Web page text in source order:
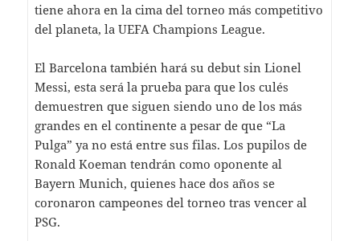
tiene ahora en la cima del torneo más competitivo
del planeta, la UEFA Champions League.
El Barcelona también hará su debut sin Lionel
Messi, esta será la prueba para que los culés
demuestren que siguen siendo uno de los más
grandes en el continente a pesar de que “La
Pulga” ya no está entre sus filas. Los pupilos de
Ronald Koeman tendrán como oponente al
Bayern Munich, quienes hace dos años se
coronaron campeones del torneo tras vencer al
PSG.